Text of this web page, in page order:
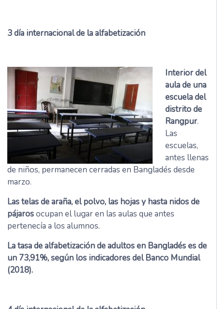
3día internacional de la alfabetización
Interior del
aula de una
escuela del
distrito de
Rangpur.
Las
escuelas,
antes llenas
de niños, permanecen cerradas en Bangladés desde
marzo.
Las telas de araña, el polvo, las hojas y hasta nidos de
pájarosocupan el lugar en las aulas que antes
pertenecía a los alumnos.
La tasa de alfabetización de adultos en Bangladés es de
un 73,91%, según los indicadores del Banco Mundial
(2018).